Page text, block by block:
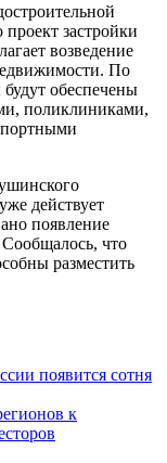
застройки
возведение
По
обеспечены
поликлиниками,
действует
появление
что
разместить
появится сотня
к